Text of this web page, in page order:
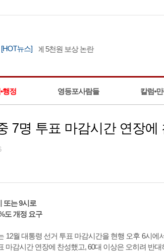
[HOT뉴스]
유출에 5천원 보상 논란
행정 영등포사람들 칼럼•
7명 투표 마감시간 연장에
또는 9시로
도 개정 요구
12월 대통령 선거 투표 마감시간을 현행 오후 6시
마감시간 연장에 찬성했고, 60대 이상은 오히려 반